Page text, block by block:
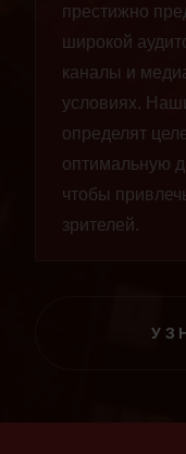
престижно
широкой
каналы и
условиях.
определят
оптимальную
чтобы
зрителей.